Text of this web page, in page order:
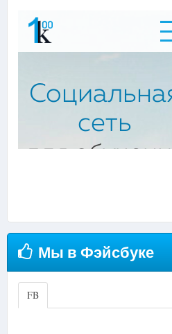
Мы в Фэйсбуке
FB